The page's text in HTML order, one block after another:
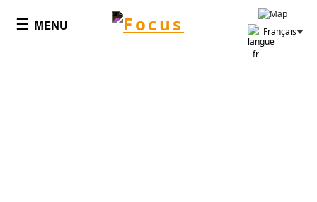
☰ MENU Français
Panneau de gestion des cookies